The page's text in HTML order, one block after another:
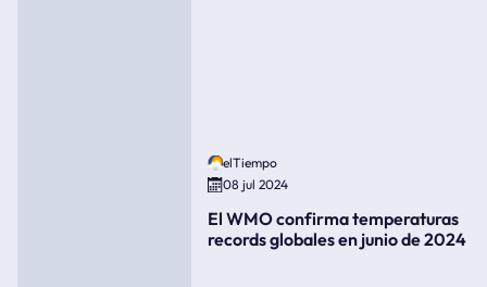
elTiempo
08 jul 2024
El WMO confirma temperaturas
records globales en junio de 2024